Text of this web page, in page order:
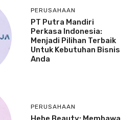
PERUSAHAAN
PT Putra Mandiri
Perkasa Indonesia:
Menjadi Pilihan Terbaik
Untuk Kebutuhan Bisnis
Anda
PERUSAHAAN